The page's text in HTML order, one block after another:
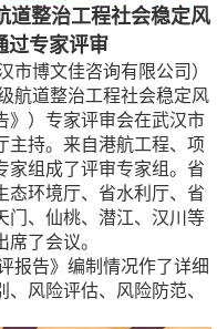
道整治工程社会稳定风
过专家评审
博文佳咨询有限公司）
航道整治工程社会稳定风
》）专家评审会在武汉市
主持。来自港航工程、项
家组成了评审专家组。省
态环境厅、省水利厅、省
门、仙桃、潜江、汉川等
了会议。
报告》编制情况作了详细
风险评估、风险防范、